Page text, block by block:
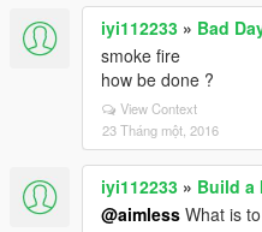
iyi112233 » Bad
smoke fire
how be done ?
View Context
23 Tháng một, 2016
iyi112233 » Build a
@aimless What is